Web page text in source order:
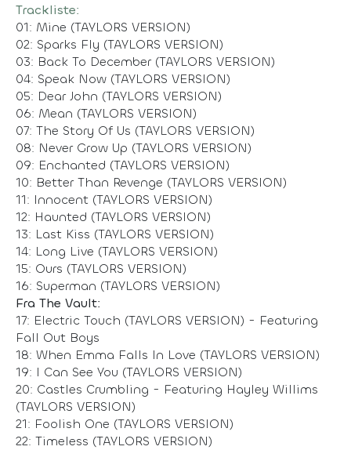
Trackliste:
01: Mine (TAYLORS VERSION)
02: Sparks Fly (TAYLORS VERSION)
03: Back To December (TAYLORS VERSION)
04: Speak Now (TAYLORS VERSION)
05: Dear John (TAYLORS VERSION)
06: Mean (TAYLORS VERSION)
07: The Story Of Us (TAYLORS VERSION)
08: Never Grow Up (TAYLORS VERSION)
09: Enchanted (TAYLORS VERSION)
10: Better Than Revenge (TAYLORS VERSION)
11: Innocent (TAYLORS VERSION)
12: Haunted (TAYLORS VERSION)
13: Last Kiss (TAYLORS VERSION)
14: Long Live (TAYLORS VERSION)
15: Ours (TAYLORS VERSION)
16: Superman (TAYLORS VERSION)
Fra The Vault:
17: Electric Touch (TAYLORS VERSION) - Featuring
Fall Out Boys
18: When Emma Falls In Love (TAYLORS VERSION)
19: I Can See You (TAYLORS VERSION)
20: Castles Crumbling - Featuring Hayley Willims
(TAYLORS VERSION)
21: Foolish One (TAYLORS VERSION)
22: Timeless (TAYLORS VERSION)